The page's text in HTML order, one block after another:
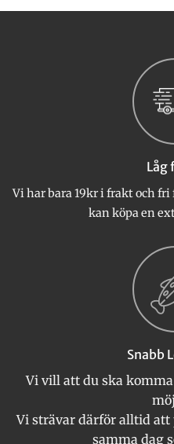
Låg
Vi har bara 19kr i frakt och
kan köpa en
Snabb
Vi vill att du ska
Vi strävar därför alltid att
samma dag